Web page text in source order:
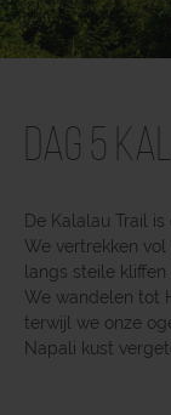
Dag 5
De Kalalau Trail
We vertrekken
langs steile
We wandelen tot
terwijl we onze
Napali kust